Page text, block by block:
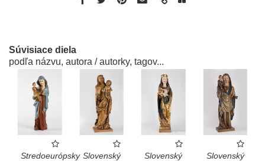
Súvisiace diela
podľa názvu, autora / autorky, tagov...
Stredoeurópsky Slovenský
Slovenský
Slovenský